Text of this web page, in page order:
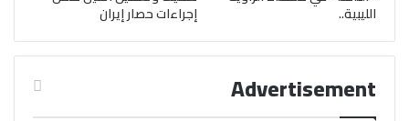
الليبية.. إجراءات حصار إيران
Advertisement